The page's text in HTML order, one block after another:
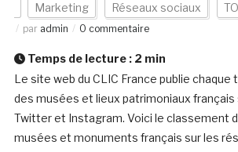
Marketing Réseaux sociaux
par admin 0 commentaire
Temps de lecture : 2 min
Le site web du CLIC France publie
des musées et lieux patrimoniaux français
Twitter et Instagram. Voici le classement
musées et monuments français sur les